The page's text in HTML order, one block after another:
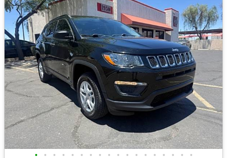
• • • • • • • • • • • • • • • • • •